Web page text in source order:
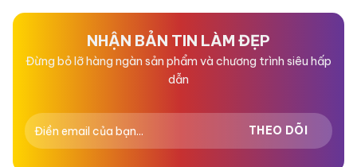
5
5
NHẬN BẢN TIN LÀM ĐẸP
Đừng bỏ lỡ hàng ngàn sản phẩm và chương trình siêu hấp
dẫn